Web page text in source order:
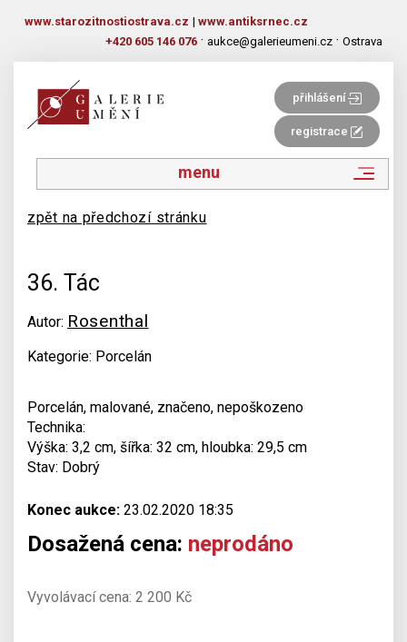
www.starozitnostiostrava.cz | www.antiksrnec.cz
+420 605 146 076 · aukce@galerieumeni.cz · Ostrava
přihlášení
registrace
menu
zpět na předchozí stránku
36. Tác
Autor: Rosenthal
Kategorie: Porcelán
Porcelán, malované, značeno, nepoškozeno
Technika:
Výška: 3,2 cm, šířka: 32 cm, hloubka: 29,5 cm
Stav: Dobrý
Konec aukce: 23.02.2020 18:35
Dosažená cena: neprodáno
Vyvolávací cena: 2 200 Kč